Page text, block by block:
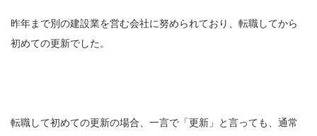
昨年まで別の建設業を営む会社に努められており、転職してから
初めての更新でした。
転職して初めての更新の場合、一言で「更新」と言っても、通常